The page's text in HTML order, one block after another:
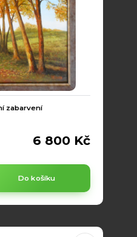
zabarvení
6 800 Kč
Do košíku